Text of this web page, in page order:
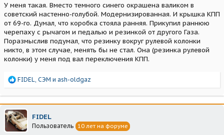
У меня такая. Вместо темного синего окрашена валиком в
советский настенно-голубой. Модернизированная. И крышка КПП
от 69-го. Думал, что коробка стояла ранняя. Прикупил раннюю
черепаху с рычагом и педалью и резинкой от другого Газа.
Поразмыслив подумал, что резинку вокруг рулевой колонки
никто, в этом случае, менять бы не стал. Она (резинка рулевой
колонки) у меня под вал переключения КПП.
Р
а
к
ц
и
и
FIDEL СЭМ и ash-oldgaz
FIDEL
Пользователь 10 лет на форуме